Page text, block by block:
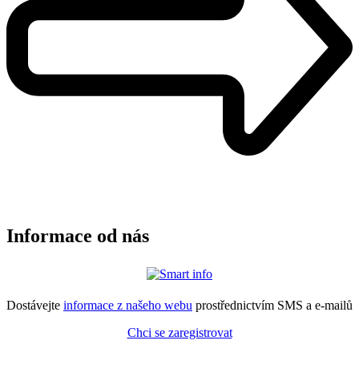
Informace od nás
Dostávejte informace z našeho webu prostřednictvím SMS a e-mailů
Chci se zaregistrovat